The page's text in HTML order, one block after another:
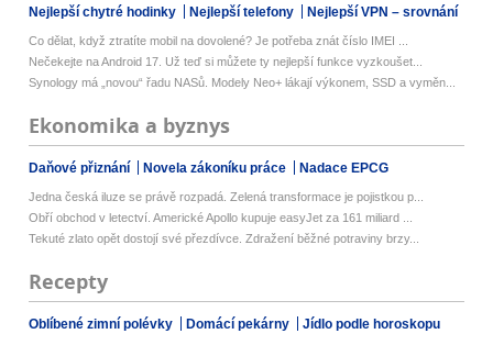
Nejlepší chytré hodinky Nejlepší telefony Nejlepší VPN – srovnání
Co dělat, když ztratíte mobil na dovolené? Je potřeba znát číslo IMEI ...
Nečekejte na Android 17. Už teď si můžete ty nejlepší funkce vyzkoušet...
Synology má „novou“ řadu NASů. Modely Neo+ lákají výkonem, SSD a vyměn...
Ekonomika a byznys
Daňové přiznání Novela zákoníku práce Nadace EPCG
Jedna česká iluze se právě rozpadá. Zelená transformace je pojistkou p...
Obří obchod v letectví. Americké Apollo kupuje easyJet za 161 miliard ...
Tekuté zlato opět dostojí své přezdívce. Zdražení běžné potraviny brzy...
Recepty
Oblíbené zimní polévky Domácí pekárny Jídlo podle horoskopu